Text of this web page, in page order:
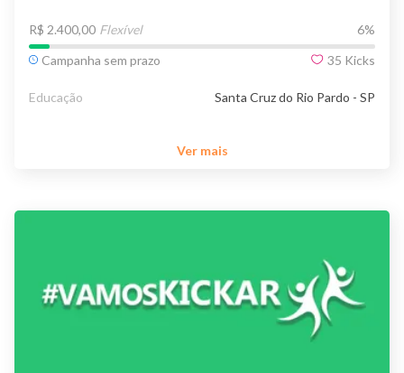
R$ 2.400,00 Flexível 6%
Campanha sem prazo
35 Kicks
Educação Santa Cruz do Rio Pardo - SP
Ver mais